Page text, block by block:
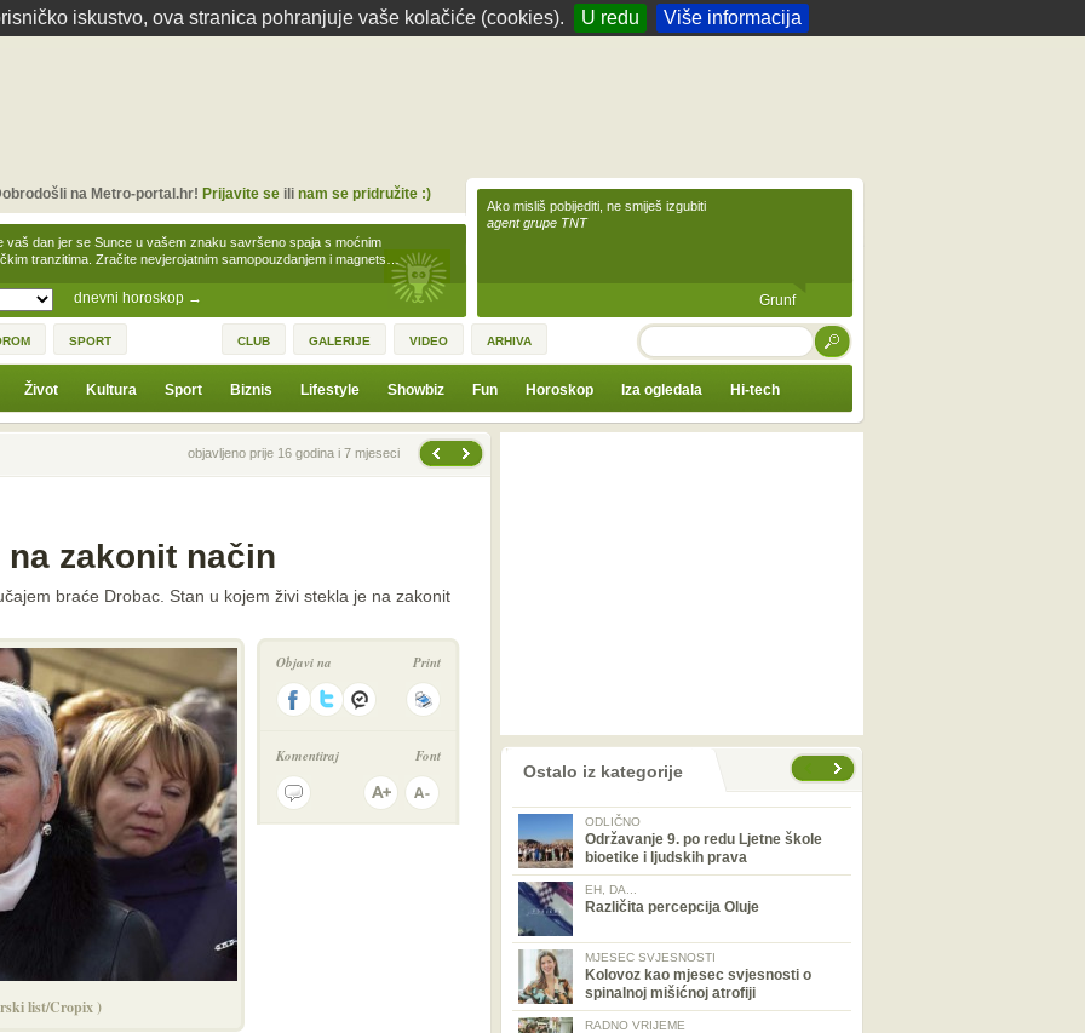
iskustvo, ova stranica pohranjuje vaše kolačiće (cookies). U redu Više informacija
dnevni horoskop →
vaš dan jer se Sunce u vašem znaku savršeno spaja s moćnim
tranzitima. Zračite nevjerojatnim samopouzdanjem i magnets…
na Metro-portal.hr! Prijavite seili nam se pridružite :)
Ako misliš pobijediti, ne smiješ izgubiti
agent grupe TNT
Grunf
SPORT CLUB GALERIJE VIDEO ARHIVA TRAŽI
Život Kultura Sport Biznis Lifestyle Showbiz Fun Horoskop Iza ogledala Hi-tech
Prethodna vijestobjavljeno prije 16 godina i 7 mjeseci
zakonit način
braće Drobac. Stan u kojem živi stekla je na zakonit
list/Cropix )
Objavi na Print
Komentiraj Fontprethodno Ostalo iz kategorije
ODLIČNO
Održavanje 9. po redu Ljetne škole
bioetike i ljudskih prava
EH, DA...
Različita percepcija Oluje
MJESEC SVJESNOSTI
Kolovoz kao mjesec svjesnosti o
spinalnoj mišićnoj atrofiji
RADNO VRIJEME